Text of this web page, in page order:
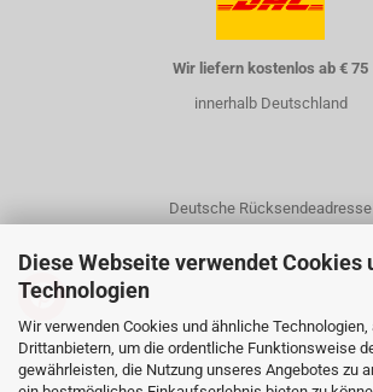
Diese Webseite verwendet Cookies
Technologien
Wir verwenden Cookies und ähnliche Technologien,
Drittanbietern, um die ordentliche Funktionsweise
gewährleisten, die Nutzung unseres Angebotes zu
Wir liefern kostenlos ab € 75
innerhalb Deutschland
Deutsche Rücksendeadresse
Kontakt